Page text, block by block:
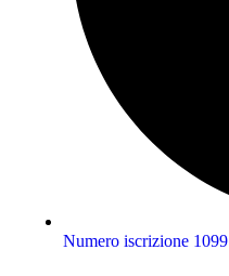
Numero iscrizione 1099